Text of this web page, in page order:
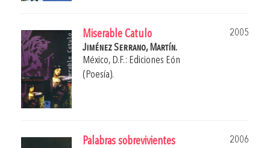
Miserable Catulo
2005
Jiménez Serrano, Martín.
México, D.F.: Ediciones Eón
(Poesía).
Palabras sobrevivientes
2006